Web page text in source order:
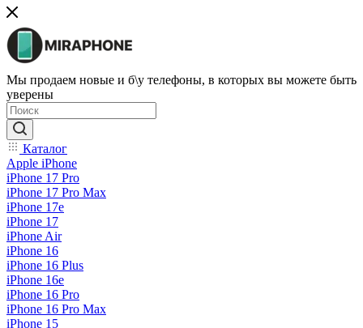
Мы продаем новые и б\у телефоны, в которых вы можете быть
уверены
Каталог
Apple iPhone
iPhone 17 Pro
iPhone 17 Pro Max
iPhone 17e
iPhone 17
iPhone Air
iPhone 16
iPhone 16 Plus
iPhone 16e
iPhone 16 Pro
iPhone 16 Pro Max
iPhone 15